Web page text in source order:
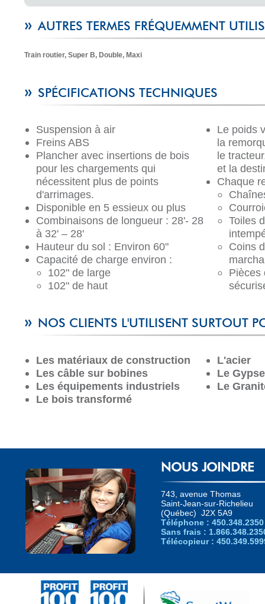
»AUTRES TERMES FRÉQUEMMENT
Train routier, Super B, Double, Maxi
»SPÉCIFICATIONS TECHNIQUES
Suspension à air
Freins ABS
Plancher avec insertions de bois
pour les chargements qui
nécessitent plus de points
d'arrimages.
Disponible en 5 essieux ou plus
Combinaisons de longueur : 28'- 28
à 32' – 28'
Hauteur du sol : Environ 60"
Capacité de charge environ :
102" de large
102" de haut
Le poids
la
le
et la
Chaque
Toiles
Coins
Pièces
»NOS CLIENTS L'UTILISENT SURTOUT
Les matériaux de construction
Les câble sur bobines
Les équipements industriels
Le bois transformé
L'acier
Le Gypse
Le
NOUS JOINDRE
743, avenue Thomas
Saint-Jean-sur-Richelieu
(Québec) J2X 5A9
Téléphone : 450.348.2350
Sans frais :
Télécopieur :